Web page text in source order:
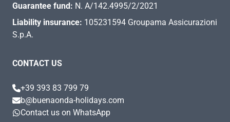
Guarantee fund: N. A/142.4995/2/2021
Liability insurance: 105231594 Groupama Assicurazioni
S.p.A.
CONTACT US
+39 393 83 799 79
b@buenaonda-holidays.com
Contact us on WhatsApp